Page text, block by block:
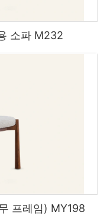
소파 M232
프레임) MY198